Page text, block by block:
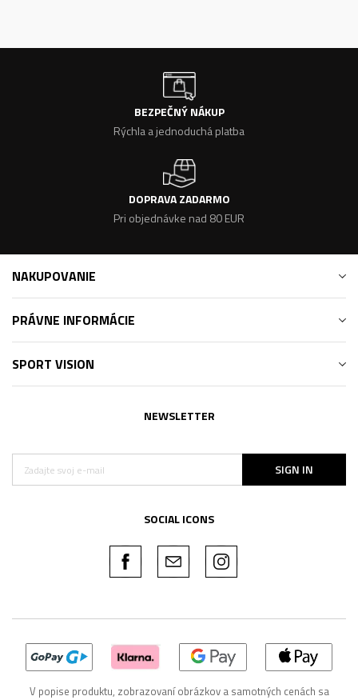
BEZPEČNÝ NÁKUP
Rýchla a jednoduchá platba
DOPRAVA ZADARMO
Pri objednávke nad 80 EUR
NAKUPOVANIE
PRÁVNE INFORMÁCIE
SPORT VISION
NEWSLETTER
SIGN IN
SOCIAL ICONS
V popise produktu, zobrazovaní obrázkov a samotných cenách sa